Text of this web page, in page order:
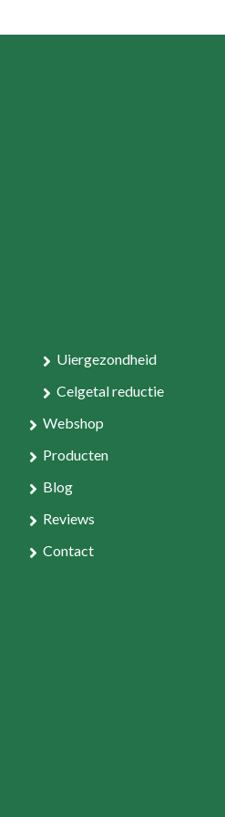
Uiergezondheid
Celgetal reductie
Webshop
Producten
Blog
Reviews
Contact